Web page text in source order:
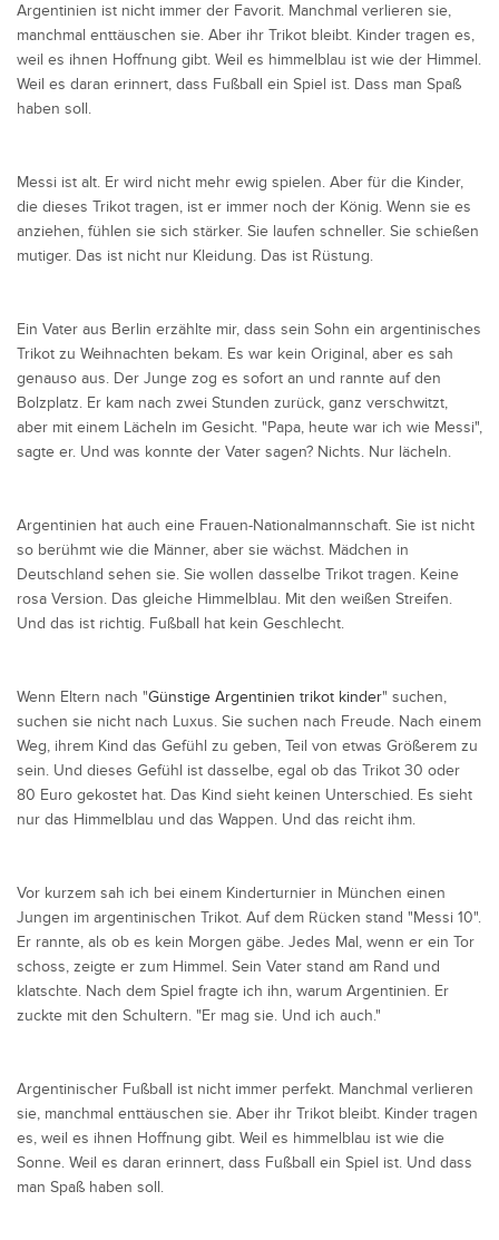
Argentinien ist nicht immer der Favorit. Manchmal verlieren sie,
manchmal enttäuschen sie. Aber ihr Trikot bleibt. Kinder tragen es,
weil es ihnen Hoffnung gibt. Weil es himmelblau ist wie der Himmel.
Weil es daran erinnert, dass Fußball ein Spiel ist. Dass man Spaß
haben soll.
Messi ist alt. Er wird nicht mehr ewig spielen. Aber für die Kinder,
die dieses Trikot tragen, ist er immer noch der König. Wenn sie es
anziehen, fühlen sie sich stärker. Sie laufen schneller. Sie schießen
mutiger. Das ist nicht nur Kleidung. Das ist Rüstung.
Ein Vater aus Berlin erzählte mir, dass sein Sohn ein argentinisches
Trikot zu Weihnachten bekam. Es war kein Original, aber es sah
genauso aus. Der Junge zog es sofort an und rannte auf den
Bolzplatz. Er kam nach zwei Stunden zurück, ganz verschwitzt,
aber mit einem Lächeln im Gesicht. "Papa, heute war ich wie Messi",
sagte er. Und was konnte der Vater sagen? Nichts. Nur lächeln.
Argentinien hat auch eine Frauen-Nationalmannschaft. Sie ist nicht
so berühmt wie die Männer, aber sie wächst. Mädchen in
Deutschland sehen sie. Sie wollen dasselbe Trikot tragen. Keine
rosa Version. Das gleiche Himmelblau. Mit den weißen Streifen.
Und das ist richtig. Fußball hat kein Geschlecht.
Wenn Eltern nach "Günstige Argentinien trikot kinder" suchen,
suchen sie nicht nach Luxus. Sie suchen nach Freude. Nach einem
Weg, ihrem Kind das Gefühl zu geben, Teil von etwas Größerem zu
sein. Und dieses Gefühl ist dasselbe, egal ob das Trikot 30 oder
80 Euro gekostet hat. Das Kind sieht keinen Unterschied. Es sieht
nur das Himmelblau und das Wappen. Und das reicht ihm.
Vor kurzem sah ich bei einem Kinderturnier in München einen
Jungen im argentinischen Trikot. Auf dem Rücken stand "Messi 10".
Er rannte, als ob es kein Morgen gäbe. Jedes Mal, wenn er ein Tor
schoss, zeigte er zum Himmel. Sein Vater stand am Rand und
klatschte. Nach dem Spiel fragte ich ihn, warum Argentinien. Er
zuckte mit den Schultern. "Er mag sie. Und ich auch."
Argentinischer Fußball ist nicht immer perfekt. Manchmal verlieren
sie, manchmal enttäuschen sie. Aber ihr Trikot bleibt. Kinder tragen
es, weil es ihnen Hoffnung gibt. Weil es himmelblau ist wie die
Sonne. Weil es daran erinnert, dass Fußball ein Spiel ist. Und dass
man Spaß haben soll.